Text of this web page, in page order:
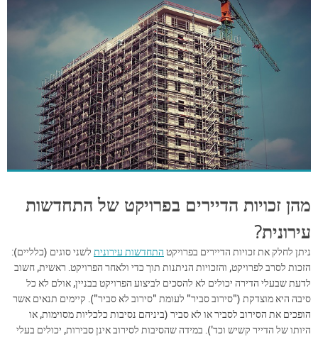
מהן זכויות הדיירים בפרויקט של התחדשות
עירונית?
ניתן לחלק את זכויות הדיירים בפרויקט התחדשות עירונית לשני סוגים (כלליים):
הזכות לסרב לפרויקט, והזכויות הניתנות תוך כדי ולאחר הפרויקט. ראשית, חשוב
לדעת שבעלי הדירה יכולים לא להסכים לביצוע הפרויקט בבניין, אולם לא כל
סיבה היא מוצדקת ("סירוב סביר" לעומת "סירוב לא סביר"). קיימים תנאים אשר
הופכים את הסירוב לסביר או לא סביר (ביניהם נסיבות כלכליות מסוימות, או
היותו של הדייר קשיש וכד'). במידה שהסיבות לסירוב אינן סבירות, יכולים בעלי